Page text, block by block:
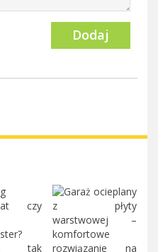
Dodaj